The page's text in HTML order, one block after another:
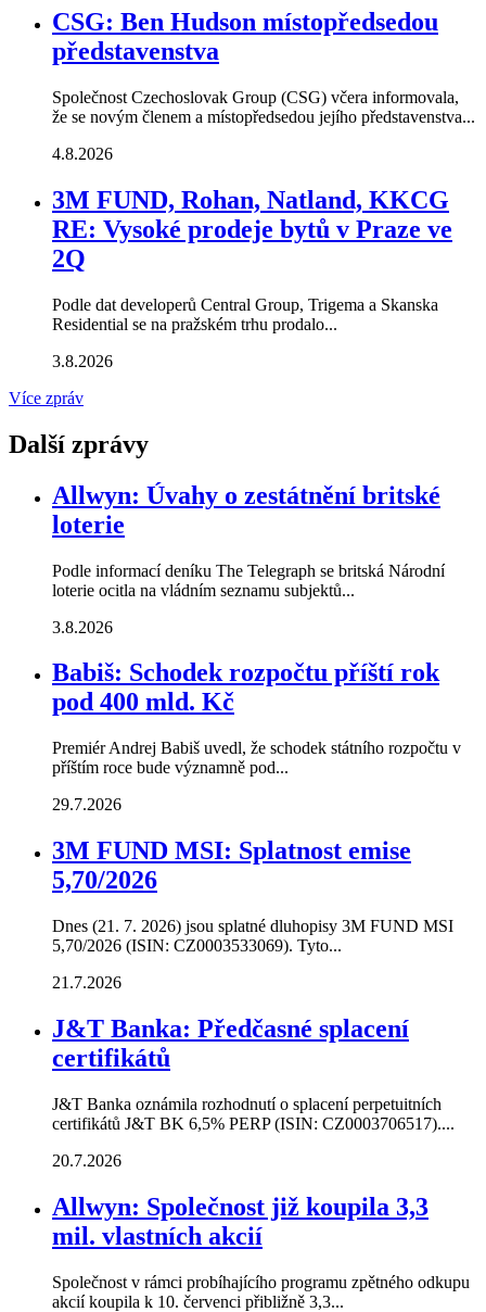
CSG: Ben Hudson místopředsedou
představenstva
Společnost Czechoslovak Group (CSG) včera informovala,
že se novým členem a místopředsedou jejího představenstva...
4.8.2026
3M FUND, Rohan, Natland, KKCG
RE: Vysoké prodeje bytů v Praze ve
2Q
Podle dat developerů Central Group, Trigema a Skanska
Residential se na pražském trhu prodalo...
3.8.2026
Více zpráv
Další zprávy
Allwyn: Úvahy o zestátnění britské
loterie
Podle informací deníku The Telegraph se britská Národní
loterie ocitla na vládním seznamu subjektů...
3.8.2026
Babiš: Schodek rozpočtu příští rok
pod 400 mld. Kč
Premiér Andrej Babiš uvedl, že schodek státního rozpočtu v
příštím roce bude významně pod...
29.7.2026
3M FUND MSI: Splatnost emise
5,70/2026
Dnes (21. 7. 2026) jsou splatné dluhopisy 3M FUND MSI
5,70/2026 (ISIN: CZ0003533069). Tyto...
21.7.2026
J&T Banka: Předčasné splacení
certifikátů
J&T Banka oznámila rozhodnutí o splacení perpetuitních
certifikátů J&T BK 6,5% PERP (ISIN: CZ0003706517)....
20.7.2026
Allwyn: Společnost již koupila 3,3
mil. vlastních akcií
Společnost v rámci probíhajícího programu zpětného odkupu
akcií koupila k 10. červenci přibližně 3,3...